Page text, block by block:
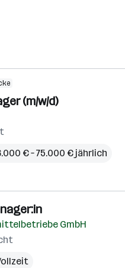
(m/w/d)
€ – 75.000 € jährlich
GmbH